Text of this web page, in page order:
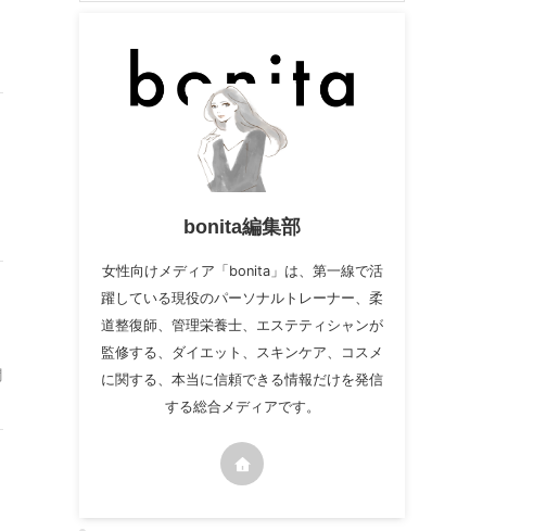
bonita編集部
女性向けメディア「bonita」は、第一線で活
躍している現役のパーソナルトレーナー、柔
道整復師、管理栄養士、エステティシャンが
監修する、ダイエット、スキンケア、コスメ
に関する、本当に信頼できる情報だけを発信
する総合メディアです。